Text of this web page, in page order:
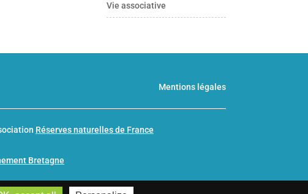
Vie associative
Mentions légales
Réserves naturelles de France
Bretagne